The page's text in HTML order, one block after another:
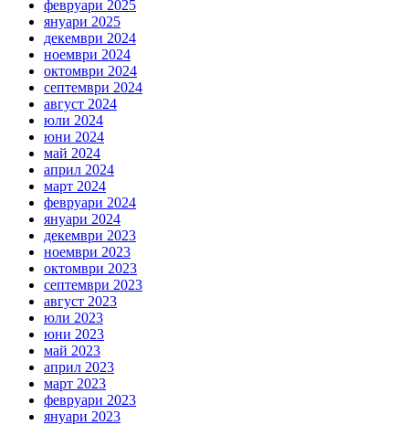
февруари 2025
януари 2025
декември 2024
ноември 2024
октомври 2024
септември 2024
август 2024
юли 2024
юни 2024
май 2024
април 2024
март 2024
февруари 2024
януари 2024
декември 2023
ноември 2023
октомври 2023
септември 2023
август 2023
юли 2023
юни 2023
май 2023
април 2023
март 2023
февруари 2023
януари 2023